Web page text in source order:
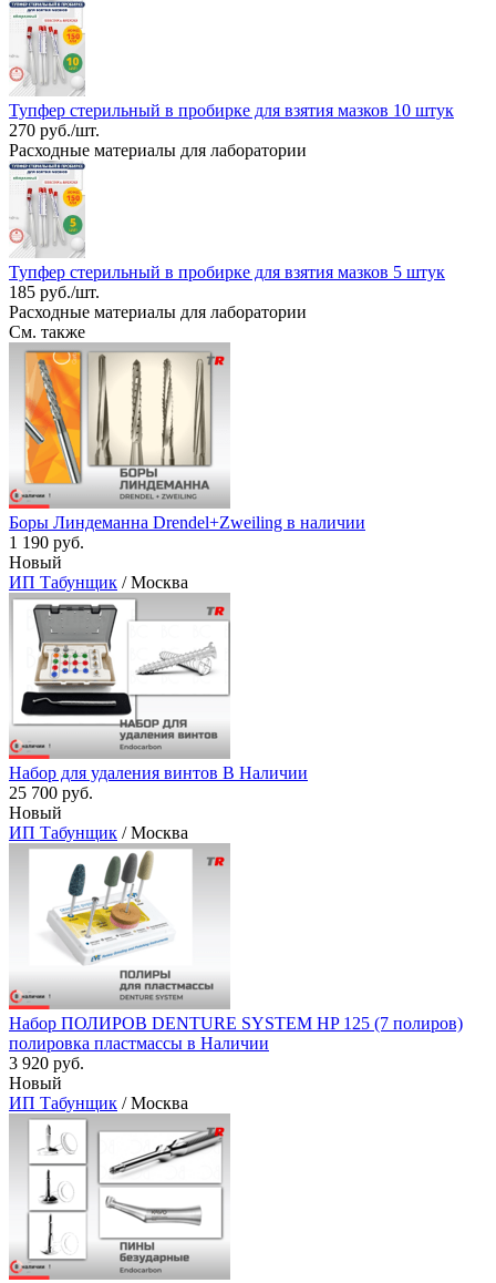
Тупфер стерильный в пробирке для взятия мазков 10 штук
270 руб./шт.
Расходные материалы для лаборатории
Тупфер стерильный в пробирке для взятия мазков 5 штук
185 руб./шт.
Расходные материалы для лаборатории
См. также
Боры Линдеманна Drendel+Zweiling в наличии
1 190 руб.
Новый
ИП Табунщик / Москва
Набор для удаления винтов В Наличии
25 700 руб.
Новый
ИП Табунщик / Москва
Набор ПОЛИРОВ DENTURE SYSTEM HP 125 (7 полиров)
полировка пластмассы в Наличии
3 920 руб.
Новый
ИП Табунщик / Москва